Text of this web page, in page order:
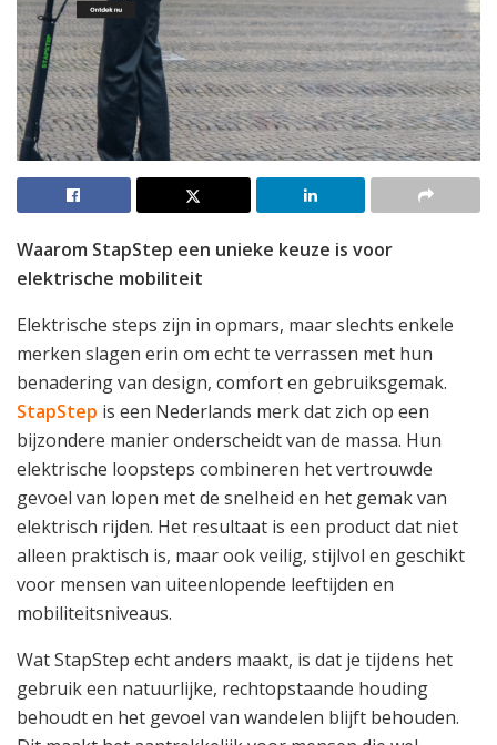
Waarom StapStep een unieke keuze is voor
elektrische mobiliteit
Elektrische steps zijn in opmars, maar slechts enkele
merken slagen erin om echt te verrassen met hun
benadering van design, comfort en gebruiksgemak.
StapStep is een Nederlands merk dat zich op een
bijzondere manier onderscheidt van de massa. Hun
elektrische loopsteps combineren het vertrouwde
gevoel van lopen met de snelheid en het gemak van
elektrisch rijden. Het resultaat is een product dat niet
alleen praktisch is, maar ook veilig, stijlvol en geschikt
voor mensen van uiteenlopende leeftijden en
mobiliteitsniveaus.
Wat StapStep echt anders maakt, is dat je tijdens het
gebruik een natuurlijke, rechtopstaande houding
behoudt en het gevoel van wandelen blijft behouden.